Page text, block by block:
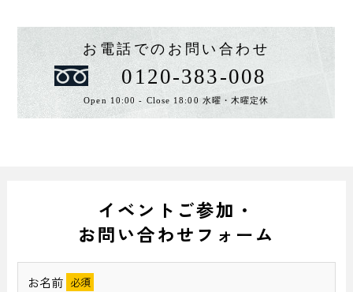
お電話でのお問い合わせ
0120-383-008
Open 10:00 - Close 18:00 水曜・木曜定休
イベントご参加・
お問い合わせフォーム
お名前